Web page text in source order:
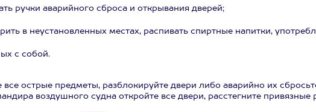
ручки аварийного сброса и открывания дверей;
в неустановленных местах, распивать спиртные напитки,
с собой.
острые предметы, разблокируйте двери либо аварийно их
воздушного судна откройте все двери, расстегните привязные